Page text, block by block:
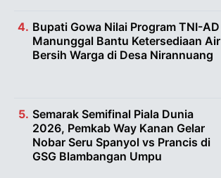
Bupati Gowa Nilai Program TNI-AD
Manunggal Bantu Ketersediaan Air
Bersih Warga di Desa Nirannuang
Semarak Semifinal Piala Dunia
2026, Pemkab Way Kanan Gelar
Nobar Seru Spanyol vs Prancis di
GSG Blambangan Umpu